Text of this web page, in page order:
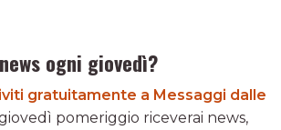
ogni giovedì?
gratuitamente a Messaggi dalle
pomeriggio riceverai news,